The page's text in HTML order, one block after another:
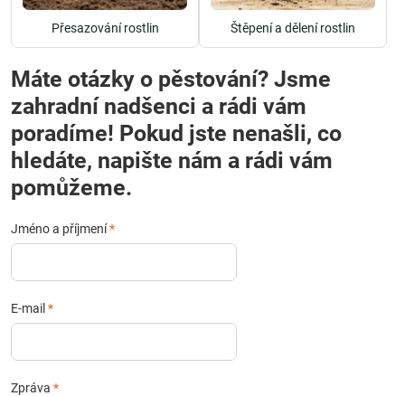
Přesazování rostlin Štěpení a dělení rostlin
Máte otázky o pěstování? Jsme
zahradní nadšenci a rádi vám
poradíme! Pokud jste nenašli, co
hledáte, napište nám a rádi vám
pomůžeme.
Jméno a příjmení*
E-mail *
Zpráva *